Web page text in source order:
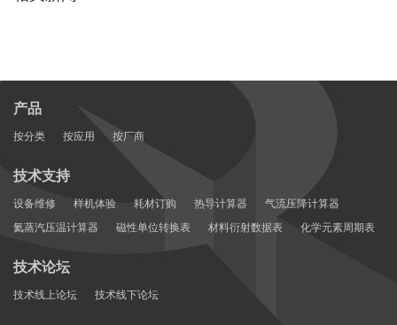
产品
按分类 按应用 按厂商
技术支持
设备维修 样机体验 耗材订购 热导计算器
气流压降计算器
氦蒸汽压温计算器
磁性单位转换表 材料衍射数据表 化学元素周期表
技术论坛
技术线上论坛 技术线下论坛